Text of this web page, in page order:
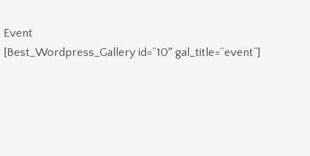
Event
[Best_Wordpress_Gallery id=“10″ gal_title=“event“]